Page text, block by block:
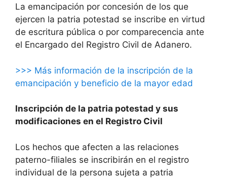
La emancipación por concesión de los que
ejercen la patria potestad se inscribe en virtud
de escritura pública o por comparecencia ante
el Encargado del Registro Civil de Adanero.
>>> Más información de la inscripción de la
emancipación y beneficio de la mayor edad
Inscripción de la patria potestad y sus
modificaciones en el Registro Civil
Los hechos que afecten a las relaciones
paterno-filiales se inscribirán en el registro
individual de la persona sujeta a patria